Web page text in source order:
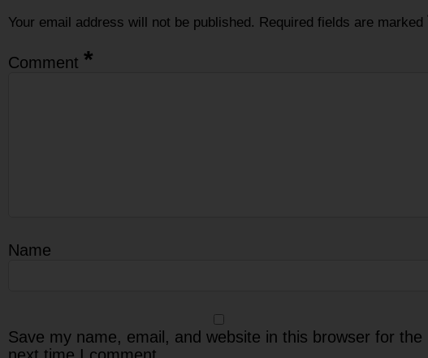
Your email address will not be published. Required fields are marked
Comment *
Name
Save my name, email, and website in this browser for the